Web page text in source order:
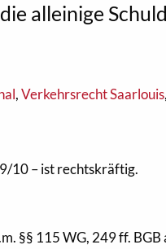
alleinige
,Verkehrsrecht Saarlouis,
10 – ist rechtskräftig.
§§ 115 WG, 249 ff. BGB